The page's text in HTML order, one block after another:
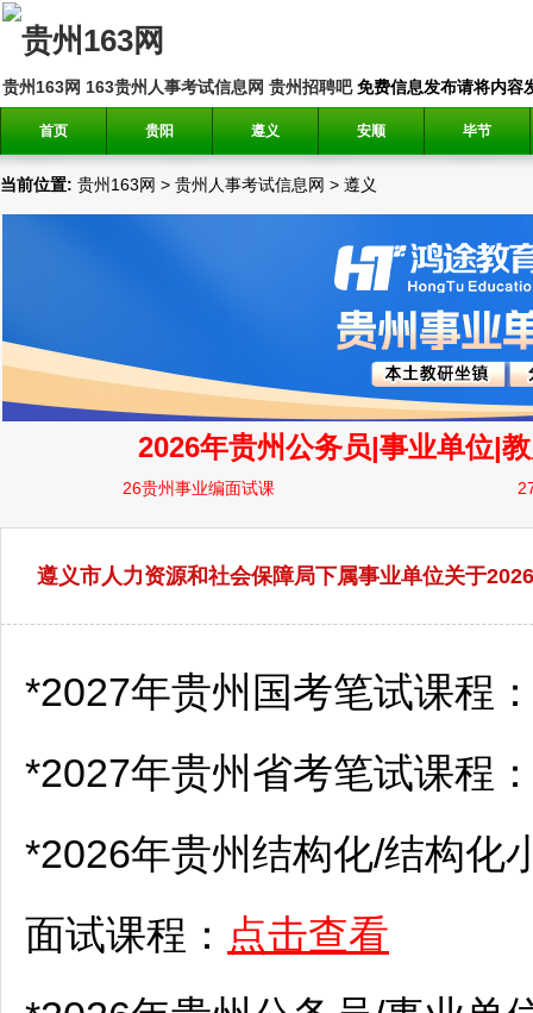
贵州163网 163贵州人事考试信息网 贵州招聘吧免费信息发布请将内容
首页 贵阳 遵义 安顺 毕节
当前位置: 贵州163网 > 贵州人事考试信息网 > 遵义
遵义市人力资源和社会保障局下属事业单位关于
*2027年贵州国考笔试课程
*2027年贵州省考笔试课程
*2026年贵州结构化/结构化
面试课程： 点击查看